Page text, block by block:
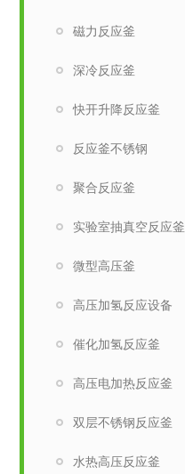
磁力反应釜
深冷反应釜
快开升降反应釜
反应釜不锈钢
聚合反应釜
实验室抽真空反应釜
微型高压釜
高压加氢反应设备
催化加氢反应釜
高压电加热反应釜
双层不锈钢反应釜
水热高压反应釜